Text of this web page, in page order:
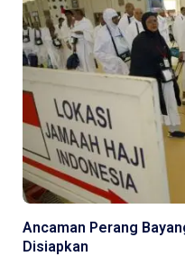
Ancaman Perang
Disiapkan